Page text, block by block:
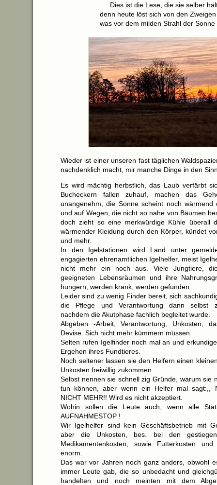
Dies ist die Lese, die sie selber
denn heute löst sich von den
was vor dem milden Strahl der Sonne
Wieder ist einer unseren fast täglichen
nachdenklich macht, mir manche Dinge in den
Es wird mächtig herbstlich, das Laub verfärbt
Bucheckern fallen zuhauf, machen das
unangenehm, die Sonne scheint noch wärmend
und auf Wegen, die nicht so nahe von Bäumen
doch zieht so eine merkwürdige Kühle überall
wärmender Kleidung durch den Körper, kündet
und mehr.
In den Igelstationen wird Land unter
engagierten ehrenamtlichen Igelhelfer, meist
nicht mehr ein noch aus. Viele Jungtiere,
geeigneten Lebensräumen und ihre
hungern, werden krank, werden gefunden.
Leider sind zu wenig Finder bereit, sich
die Pflege und Verantwortung dann selbst
nachdem die Akutphase fachlich begleitet wurde.
Abgeben -Arbeit, Verantwortung, Unkosten,
Devise. Sich nicht mehr kümmern müssen.
Selten rufen Igelfinder noch mal an und
Ergehen ihres Fundtieres.
Noch seltener lassen sie den Helfern einen
Unkosten freiwillig zukommen.
Selbst nennen sie schnell zig Gründe, warum sie
tun können, aber wenn ein Helfer mal sagt:,,
NICHT MEHR!! Wird es nicht akzeptiert.
Wohin sollen die Leute auch, wenn alle
AUFNAHMESTOP !
Wir Igelhelfer sind kein Geschäftsbetrieb mit
aber die Unkosten, bes. bei den
Medikamentenkosten, sowie Futterkosten
enorm.
Das war vor Jahren noch ganz anders, obwohl
immer Leute gab, die so unbedacht und
handelten und noch meinten mit dem